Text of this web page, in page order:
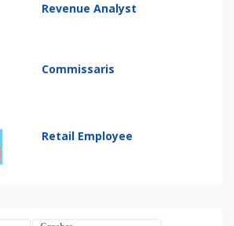
Revenue Analyst
Commissaris
Retail Employee